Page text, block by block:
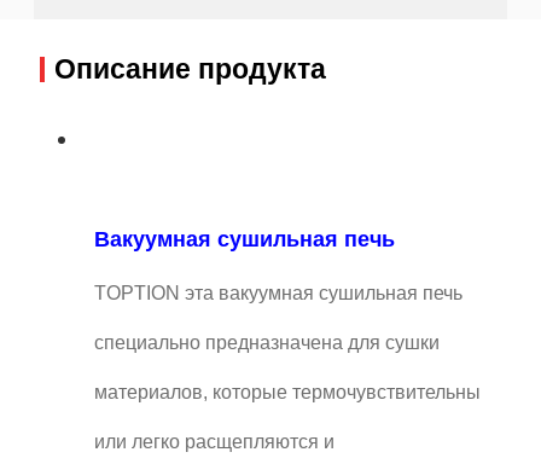
Описание продукта
Вакуумная сушильная печь
TOPTION эта вакуумная сушильная печь
специально предназначена для сушки
материалов, которые термочувствительны
или легко расщепляются и